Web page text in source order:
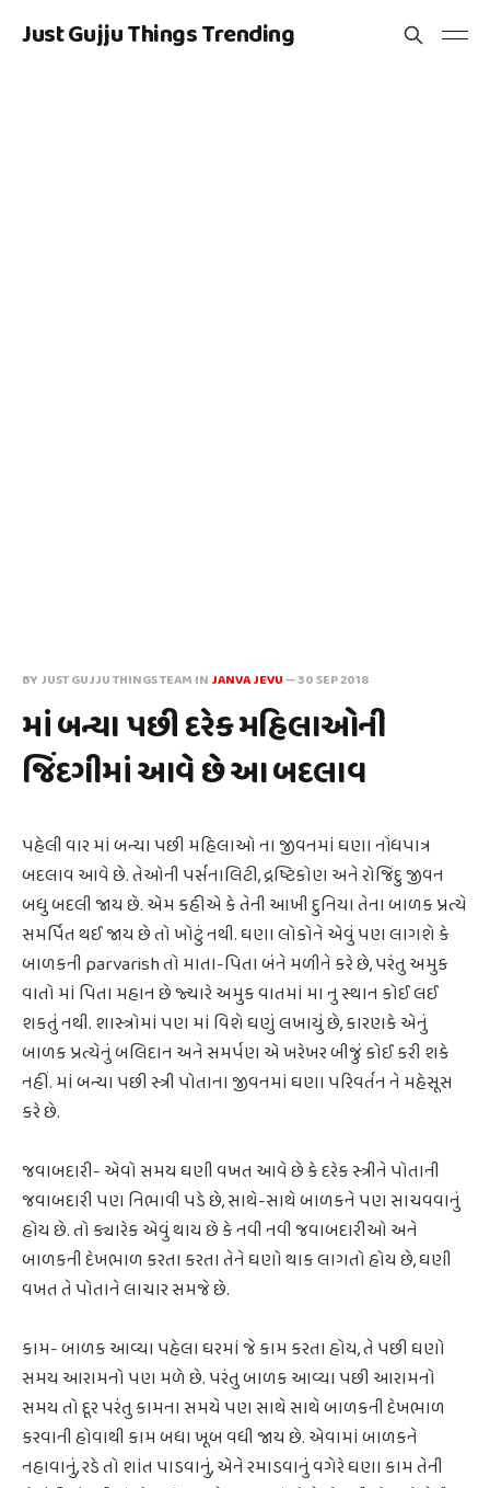
Just Gujju Things Trending
BY JUST GUJJU THINGS TEAM IN JANVA JEVU—30 SEP 2018
માં બન્યા પછી દરેક મહિલાઓની
જિંદગીમાં આવે છે આ બદલાવ
પહેલી વાર માં બન્યા પછી મહિલાઓ ના જીવનમાં ઘણા નોંધપાત્ર
બદલાવ આવે છે. તેઓની પર્સનાલિટી, દ્રષ્ટિકોણ અને રોજિંદુ જીવન
બધુ બદલી જાય છે. એમ કહીએ કે તેની આખી દુનિયા તેના બાળક પ્રત્યે
સમર્પિત થઈ જાય છે તો ખોટું નથી. ઘણા લોકોને એવું પણ લાગશે કે
બાળકની parvarish તો માતા-પિતા બંને મળીને કરે છે, પરંતુ અમુક
વાતો માં પિતા મહાન છે જ્યારે અમુક વાતમાં મા નુ સ્થાન કોઈ લઈ
શકતું નથી. શાસ્ત્રોમાં પણ માં વિશે ઘણું લખાયું છે, કારણકે એનું
બાળક પ્રત્યેનું બલિદાન અને સમર્પણ એ ખરેખર બીજું કોઈ કરી શકે
નહીં. માં બન્યા પછી સ્ત્રી પોતાના જીવનમાં ઘણા પરિવર્તન ને મહેસૂસ
કરે છે.
જવાબદારી- એવો સમય ઘણી વખત આવે છે કે દરેક સ્ત્રીને પોતાની
જવાબદારી પણ નિભાવી પડે છે, સાથે-સાથે બાળકને પણ સાચવવાનું
હોય છે. તો ક્યારેક એવું થાય છે કે નવી નવી જવાબદારીઓ અને
બાળકની દેખભાળ કરતા કરતા તેને ઘણો થાક લાગતો હોય છે, ઘણી
વખત તે પોતાને લાચાર સમજે છે.
કામ- બાળક આવ્યા પહેલા ઘરમાં જે કામ કરતા હોય, તે પછી ઘણો
સમય આરામનો પણ મળે છે. પરંતુ બાળક આવ્યા પછી આરામનો
સમય તો દૂર પરંતુ કામના સમયે પણ સાથે સાથે બાળકની દેખભાળ
કરવાની હોવાથી કામ બધા ખૂબ વધી જાય છે. એવામાં બાળકને
નહાવાનું, રડે તો શાંત પાડવાનું, એને રમાડવાનું વગેરે ઘણા કામ તેની